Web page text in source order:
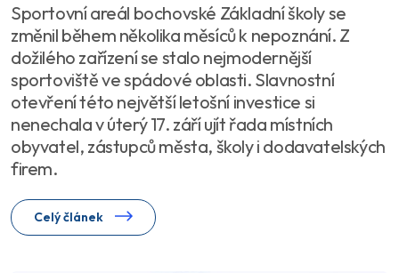
Sportovní areál bochovské Základní školy se
změnil během několika měsíců k nepoznání. Z
dožilého zařízení se stalo nejmodernější
sportoviště ve spádové oblasti. Slavnostní
otevření této největší letošní investice si
nenechala v úterý 17. září ujít řada místních
obyvatel, zástupců města, školy i dodavatelských
firem.
Celý článek